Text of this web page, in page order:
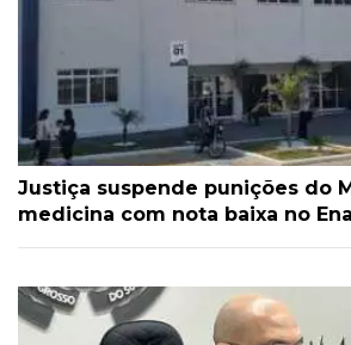
Justiça suspende punições do
medicina com nota baixa no